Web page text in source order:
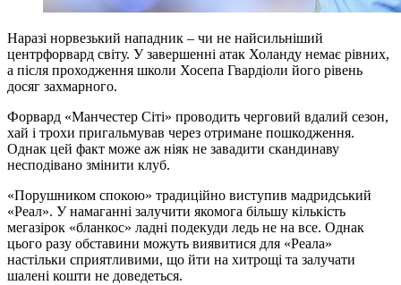
Наразі норвезький нападник – чи не найсильніший
центрфорвард світу. У завершенні атак Холанду немає рівних,
а після проходження школи Хосепа Гвардіоли його рівень
досяг захмарного.
Форвард «Манчестер Сіті» проводить черговий вдалий сезон,
хай і трохи пригальмував через отримане пошкодження.
Однак цей факт може аж ніяк не завадити скандинаву
несподівано змінити клуб.
«Порушником спокою» традиційно виступив мадридський
«Реал». У намаганні залучити якомога більшу кількість
мегазірок «бланкос» ладні подекуди ледь не на все. Однак
цього разу обставини можуть виявитися для «Реала»
настільки сприятливими, що йти на хитрощі та залучати
шалені кошти не доведеться.